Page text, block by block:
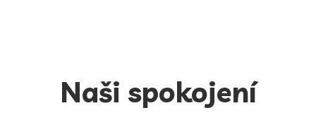
Naši spokojení